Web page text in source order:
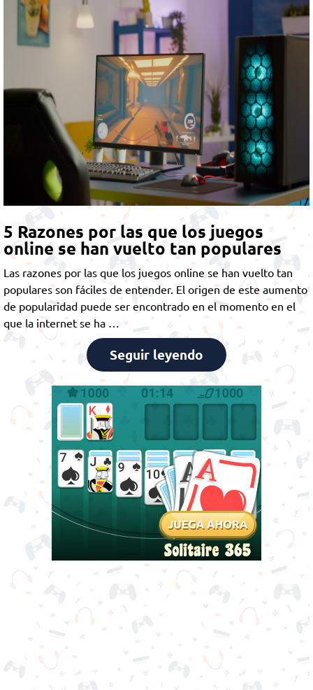
5 Razones por las que los juegos
online se han vuelto tan populares
Las razones por las que los juegos online se han vuelto tan
populares son fáciles de entender. El origen de este aumento
de popularidad puede ser encontrado en el momento en el
que la internet se ha …
Seguir leyendo